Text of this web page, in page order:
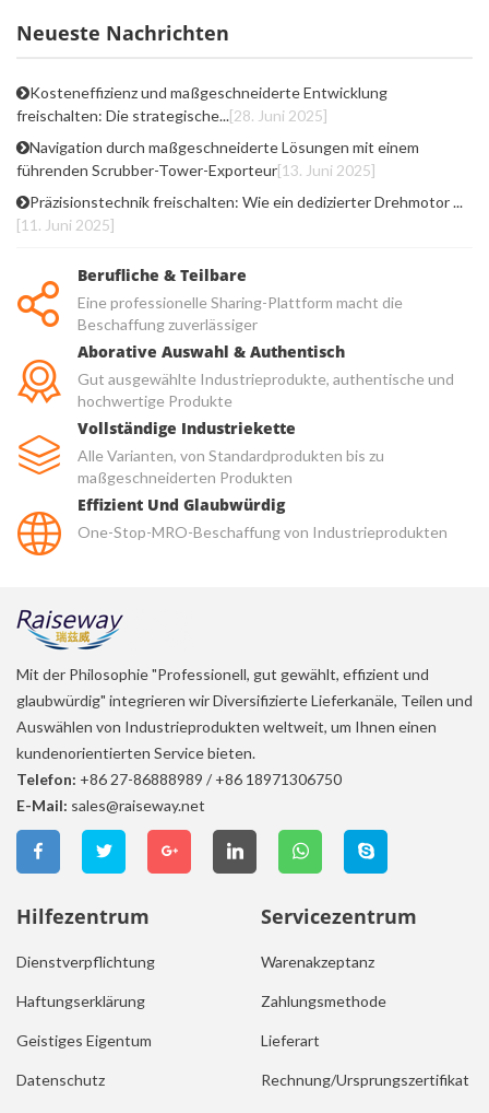
Neueste Nachrichten
Kosteneffizienz und maßgeschneiderte Entwicklung
freischalten: Die strategische...[28. Juni 2025]
Navigation durch maßgeschneiderte Lösungen mit einem
führenden Scrubber-Tower-Exporteur[13. Juni 2025]
Präzisionstechnik freischalten: Wie ein dedizierter Drehmotor ...
[11. Juni 2025]
Berufliche & Teilbare
Eine professionelle Sharing-Plattform macht die
Beschaffung zuverlässiger
Aborative Auswahl & Authentisch
Gut ausgewählte Industrieprodukte, authentische und
hochwertige Produkte
Vollständige Industriekette
Alle Varianten, von Standardprodukten bis zu
maßgeschneiderten Produkten
Effizient Und Glaubwürdig
One-Stop-MRO-Beschaffung von Industrieprodukten
Mit der Philosophie "Professionell, gut gewählt, effizient und
glaubwürdig" integrieren wir Diversifizierte Lieferkanäle, Teilen und
Auswählen von Industrieprodukten weltweit, um Ihnen einen
kundenorientierten Service bieten.
Telefon: +86 27-86888989 / +86 18971306750
E-Mail: sales@raiseway.net
Hilfezentrum
Dienstverpflichtung
Haftungserklärung
Geistiges Eigentum
Datenschutz
Servicezentrum
Warenakzeptanz
Zahlungsmethode
Lieferart
Rechnung/Ursprungszertifikat